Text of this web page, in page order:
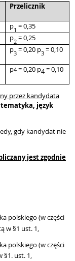
Przelicznik
p1 = 0,35
p2 = 0,25
p3 = 0,20 p3 = 0,10
p4 = 0,20 p4= 0,10
przez kandydata
język
gdy kandydat nie
jest zgodnie
polskiego (w części
w §1 ust. 1,
polskiego (w części
§1. ust. 1,